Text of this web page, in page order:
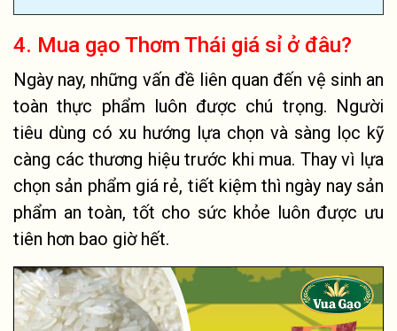
4. Mua gạo Thơm Thái giá sỉ ở đâu?
Ngày nay, những vấn đề liên quan đến vệ sinh an
toàn thực phẩm luôn được chú trọng. Người
tiêu dùng có xu hướng lựa chọn và sàng lọc kỹ
càng các thương hiệu trước khi mua. Thay vì lựa
chọn sản phẩm giá rẻ, tiết kiệm thì ngày nay sản
phẩm an toàn, tốt cho sức khỏe luôn được ưu
tiên hơn bao giờ hết.